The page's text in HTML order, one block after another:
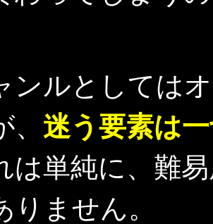
ルとしては
迷う要素は
単純に、難
りません。